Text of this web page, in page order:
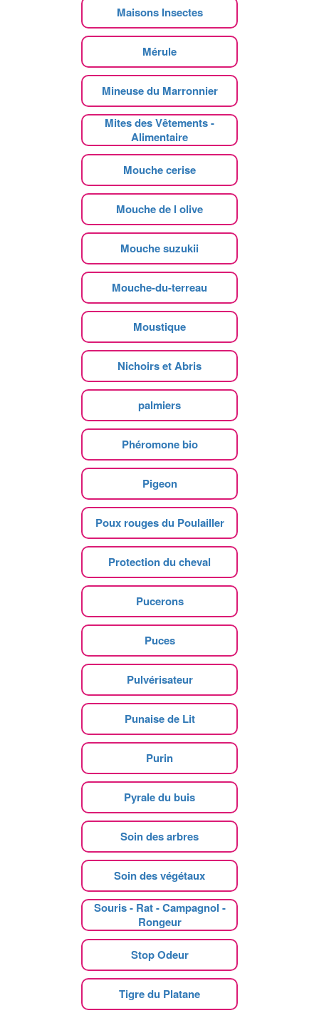
Maisons Insectes
Mérule
Mineuse du Marronnier
Mites des Vêtements -
Alimentaire
Mouche cerise
Mouche de l olive
Mouche suzukii
Mouche-du-terreau
Moustique
Nichoirs et Abris
palmiers
Phéromone bio
Pigeon
Poux rouges du Poulailler
Protection du cheval
Pucerons
Puces
Pulvérisateur
Punaise de Lit
Purin
Pyrale du buis
Soin des arbres
Soin des végétaux
Souris - Rat - Campagnol -
Rongeur
Stop Odeur
Tigre du Platane